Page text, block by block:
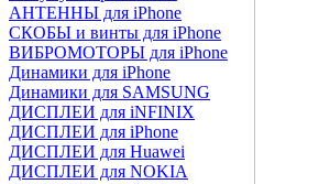
АНТЕННЫ для iPhone
СКОБЫ и винты для iPhone
ВИБРОМОТОРЫ для iPhone
Динамики для iPhone
Динамики для SAMSUNG
ДИСПЛЕИ для iNFINIX
ДИСПЛЕИ для iPhone
ДИСПЛЕИ для Huawei
ДИСПЛЕИ для NOKIA